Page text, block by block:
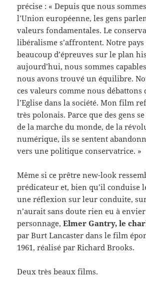
précise : « Depuis que nous
l’Union européenne, les gens
valeurs fondamentales. Le
libéralisme s’affrontent. Notre
beaucoup d’épreuves sur le plan
aujourd’hui, nous sommes
nous avons trouvé un équilibre.
ces valeurs comme nous débattons
l’Eglise dans la société. Mon film
très polonais. Parce que des gens
de la marche du monde, de la
numérique, ils se sentent
vers une politique conservatrice. »
Même si ce prêtre new-look
prédicateur et, bien qu’il conduise
une réflexion sur leur conduite,
n’aurait sans doute rien eu à
personnage,Elmer Gantry, le
par Burt Lancaster dans le film
1961, réalisé par Richard Brooks.
Deux très beaux films.